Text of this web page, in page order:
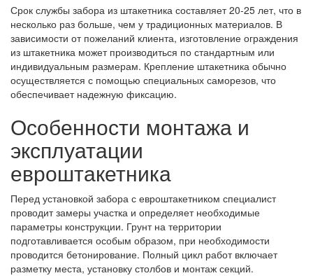
Срок службы забора из штакетника составляет 20-25 лет, что в
несколько раз больше, чем у традиционных материалов. В
зависимости от пожеланий клиента, изготовление ограждения
из штакетника может производиться по стандартным или
индивидуальным размерам. Крепление штакетника обычно
осуществляется с помощью специальных саморезов, что
обеспечивает надежную фиксацию.
Особенности монтажа и
эксплуатации
евроштакетника
Перед установкой забора с евроштакетником специалист
проводит замеры участка и определяет необходимые
параметры конструкции. Грунт на территории
подготавливается особым образом, при необходимости
проводится бетонирование. Полный цикл работ включает
разметку места, установку столбов и монтаж секций.